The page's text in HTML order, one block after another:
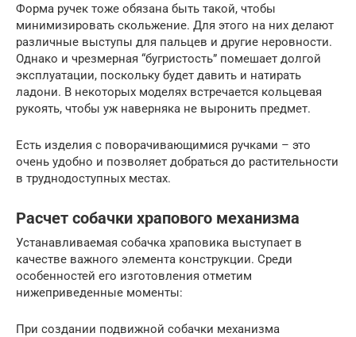
Форма ручек тоже обязана быть такой, чтобы
минимизировать скольжение. Для этого на них делают
различные выступы для пальцев и другие неровности.
Однако и чрезмерная “бугристость” помешает долгой
эксплуатации, поскольку будет давить и натирать
ладони. В некоторых моделях встречается кольцевая
рукоять, чтобы уж наверняка не выронить предмет.
Есть изделия с поворачивающимися ручками – это
очень удобно и позволяет добраться до растительности
в труднодоступных местах.
Расчет собачки храпового механизма
Устанавливаемая собачка храповика выступает в
качестве важного элемента конструкции. Среди
особенностей его изготовления отметим
нижеприведенные моменты:
При создании подвижной собачки механизма